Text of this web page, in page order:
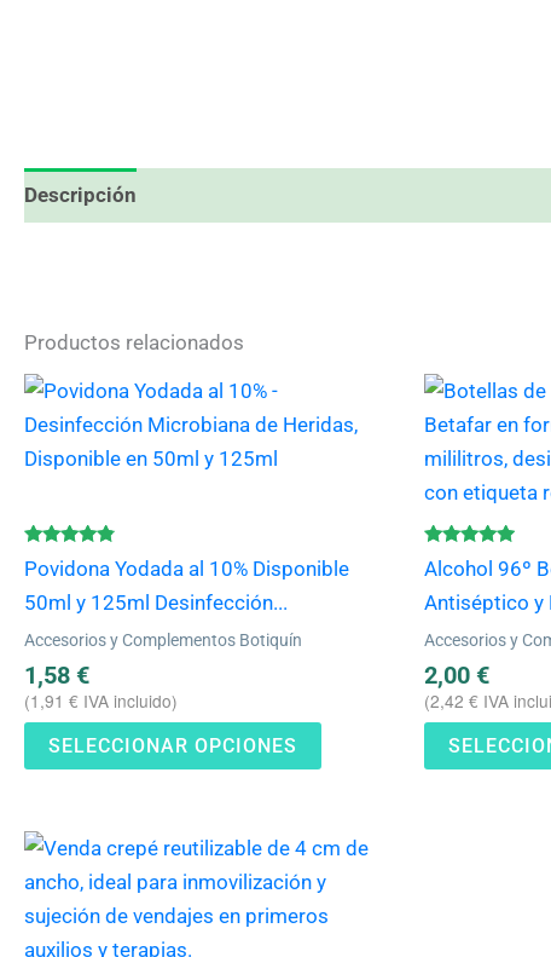
Descripción
Productos relacionados
Valorado
con
4.67
de 5
Povidona Yodada al 10% Disponible
50ml y 125ml Desinfección...
Accesorios y Complementos Botiquín
1,58 €
(1,91 € IVA incluido)
SELECCIONAR OPCIONES
producto
Las
en
la
producto
Valorado
con
4.75
de 5
Alcohol 96º
Antiséptico y
Accesorios y
2,00 €
(2,42 € IVA
Este
producto
tiene